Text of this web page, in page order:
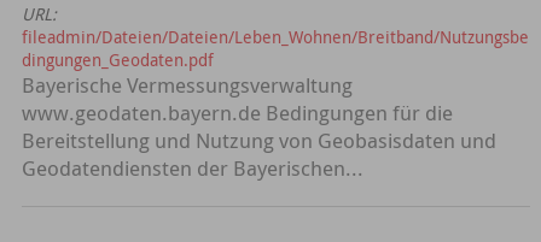
URL:
fileadmin/Dateien/Dateien/Leben_Wohnen/Breitband/Nutzungsbe
dingungen_Geodaten.pdf
Bayerische Vermessungsverwaltung
www.geodaten.bayern.de Bedingungen für die
Bereitstellung und Nutzung von Geobasisdaten und
Geodatendiensten der Bayerischen...